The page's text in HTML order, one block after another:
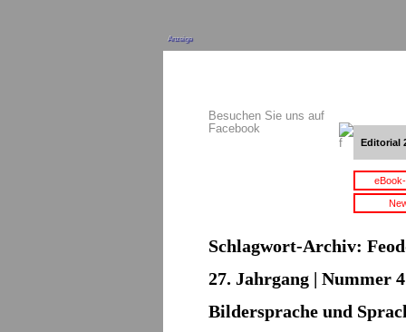
Anzeige
Besuchen Sie uns auf
Facebook
Editorial
Schlagwort-Archiv:
27. Jahrgang | Nummer
Bildersprache und